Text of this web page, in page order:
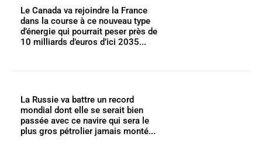
Le Canada va rejoindre la France
dans la course à ce nouveau type
d’énergie qui pourrait peser près de
10 milliards d’euros d’ici 2035...
La Russie va battre un record
mondial dont elle se serait bien
passée avec ce navire qui sera le
plus gros pétrolier jamais monté...